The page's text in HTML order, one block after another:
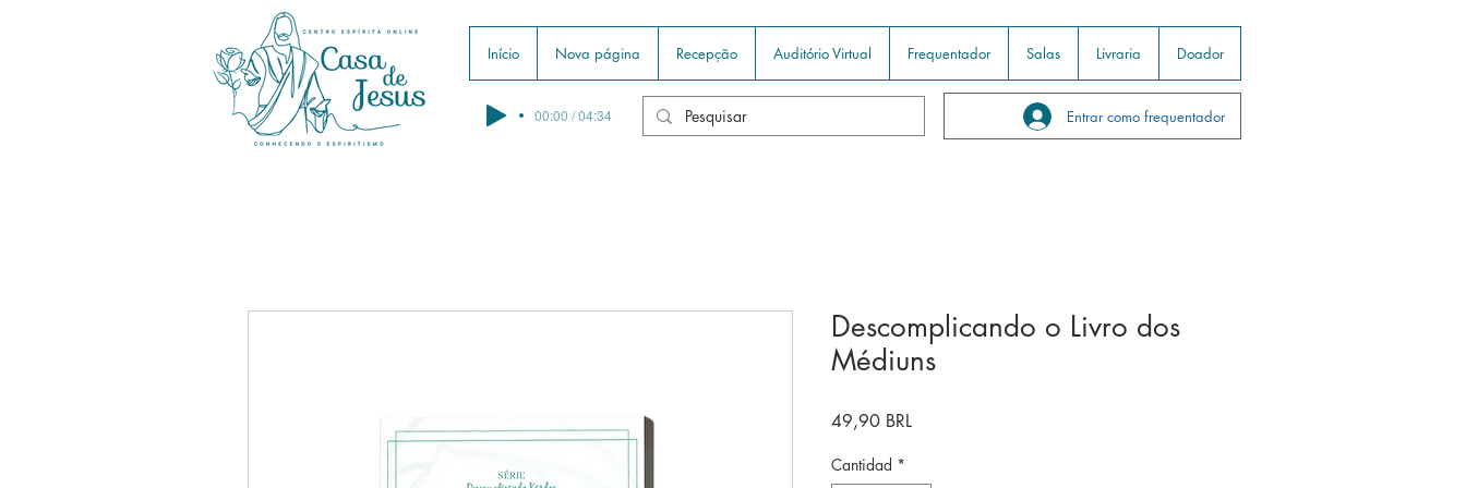
Início Nova página Recepção Auditório Virtual Frequentador Salas Livraria Doador
00:00 / 04:34 Entrar como frequentador
Descomplicando o Livro dos
Médiuns
49,90 BRLPrecio
Cantidad *